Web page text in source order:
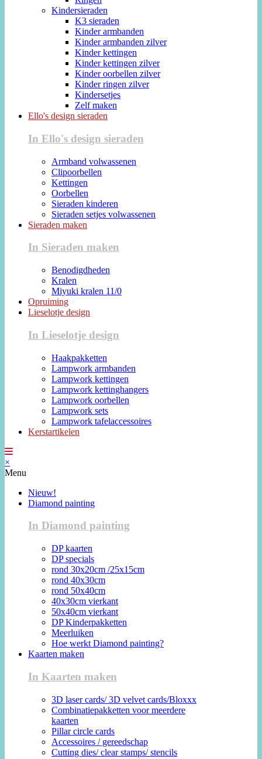
Kindersieraden
K3 sieraden
Kinder armbanden
Kinder armbanden zilver
Kinder kettingen
Kinder kettingen zilver
Kinder oorbellen zilver
Kinder ringen zilver
Kindersetjes
Zelf maken
Ello's design sieraden
In Ello's design sieraden
Armband volwassenen
Clipoorbellen
Kettingen
Oorbellen
Sieraden kinderen
Sieraden setjes volwassenen
Sieraden maken
In Sieraden maken
Benodigdheden
Kralen
Miyuki kralen 11/0
Opruiming
Lieselotje design
In Lieselotje design
Haakpakketten
Lampwork armbanden
Lampwork kettingen
Lampwork kettinghangers
Lampwork oorbellen
Lampwork sets
Lampwork tafelaccessoires
Kerstartikelen
×
Menu
Nieuw!
Diamond painting
In Diamond painting
DP kaarten
DP specials
rond 30x20cm /25x15cm
rond 40x30cm
rond 50x40cm
40x30cm vierkant
50x40cm vierkant
DP Kinderpakketten
Meerluiken
Hoe werkt Diamond painting?
Kaarten maken
In Kaarten maken
3D laser cards/ 3D velvet cards/Bloxxx
Combinatiepakketten voor meerdere
kaarten
Pillar circle cards
Accessoires / gereedschap
Cutting dies/ clear stamps/ stencils